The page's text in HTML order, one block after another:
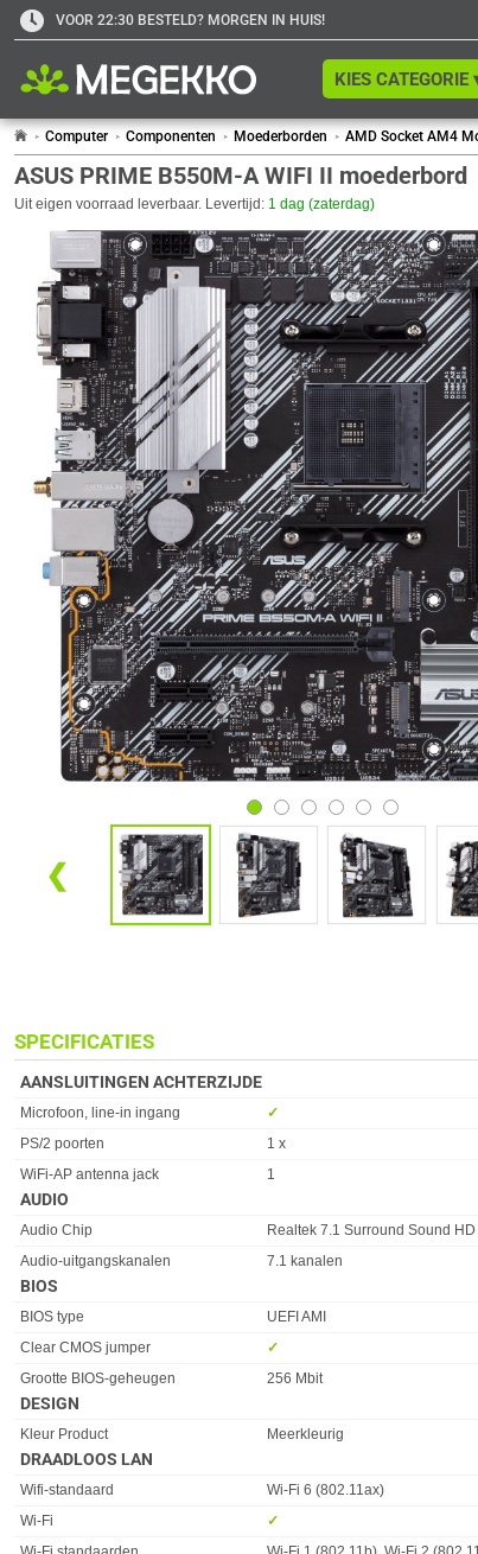
VOOR 22:30 BESTELD? MORGEN IN HUIS!
KIES CATEGORIE
Computer Componenten Moederborden AMD Socket AM4
ASUS PRIME B550M-A WIFI II moederbord
Uit eigen voorraad leverbaar. Levertijd: 1 dag (zaterdag)
❮
SPECIFICATIES
AANSLUITINGEN ACHTERZIJDE
Eigenschap Waarde
Microfoon, line-in ingang
✓︎
PS/2 poorten
1 x
WiFi-AP antenna jack
1
AUDIO
Eigenschap
Audio Chip
Realtek 7.1 Surround Sound
Audio-uitgangskanalen
7.1 kanalen
BIOS
Eigenschap
BIOS type
UEFI AMI
Clear CMOS jumper
✓︎
Grootte BIOS-geheugen
256 Mbit
DESIGN
Eigenschap Waarde
Kleur Product Meerkleurig
DRAADLOOS LAN
Eigenschap Waarde
Wifi-standaard
Wi-Fi 6 (802.11ax)
Wi-Fi
✓︎